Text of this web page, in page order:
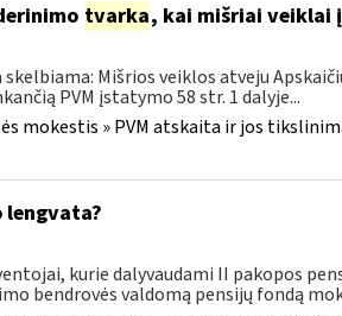
tvarka, kai mišriai veiklai
Mišrios veiklos atveju
PVM įstatymo 58 str. 1 dalyje...
mokestis » PVM atskaita ir jos
lengvata?
kurie dalyvaudami II pakopos
bendrovės valdomą pensijų fondą